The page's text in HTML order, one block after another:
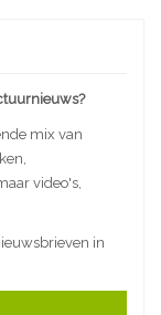
mix van
video's,
in